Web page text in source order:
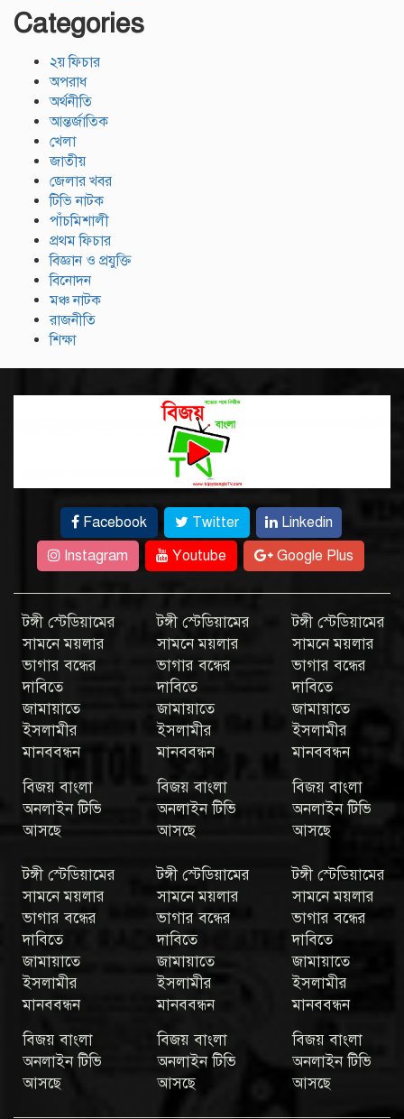
Categories
২য় ফিচার
অপরাধ
অর্থনীতি
আন্তর্জাতিক
খেলা
জাতীয়
জেলার খবর
টিভি নাটক
পাঁচমিশালী
প্রথম ফিচার
বিজ্ঞান ও প্রযুক্তি
বিনোদন
মঞ্চ নাটক
রাজনীতি
শিক্ষা
Facebook Twitter
Linkedin
Instagram
Youtube Google Plus
টঙ্গী স্টেডিয়ামের
সামনে ময়লার
ভাগার বন্ধের
দাবিতে
জামায়াতে
ইসলামীর
মানববন্ধন
বিজয় বাংলা
অনলাইন টিভি
আসছে
টঙ্গী স্টেডিয়ামের
সামনে ময়লার
ভাগার বন্ধের
দাবিতে
জামায়াতে
ইসলামীর
মানববন্ধন
বিজয় বাংলা
অনলাইন টিভি
আসছে
টঙ্গী স্টেডিয়ামের
সামনে ময়লার
ভাগার বন্ধের
দাবিতে
জামায়াতে
ইসলামীর
মানববন্ধন
বিজয় বাংলা
অনলাইন টিভি
আসছে
টঙ্গী স্টেডিয়ামের
সামনে ময়লার
ভাগার বন্ধের
দাবিতে
জামায়াতে
ইসলামীর
মানববন্ধন
বিজয় বাংলা
অনলাইন টিভি
আসছে
টঙ্গী স্টেডিয়ামের
সামনে ময়লার
ভাগার বন্ধের
দাবিতে
জামায়াতে
ইসলামীর
মানববন্ধন
বিজয় বাংলা
অনলাইন টিভি
আসছে
টঙ্গী স্টেডিয়ামের
সামনে ময়লার
ভাগার বন্ধের
দাবিতে
জামায়াতে
ইসলামীর
মানববন্ধন
বিজয় বাংলা
অনলাইন টিভি
আসছে